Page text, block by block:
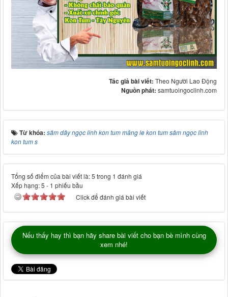
Tác giả bài viết: Theo Người Lao Động
Nguồn phát: samtuoingoclinh.com
Từ khóa: sâm dây ngọc linh kon tum măng le kon tum sâm ngọc linh
kon tum s
Tổng số điểm của bài viết là: 5 trong 1 đánh giá
Xếp hạng:5 - 1 phiếu bầu
Click để đánh giá bài viết
Nếu thấy hay thì bạn hãy share bài viết cho bạn bè mình cùng
xem nhé!